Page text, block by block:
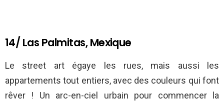
14/ Las Palmitas, Mexique
Le street art égaye les rues, mais aussi les
appartements tout entiers, avec des couleurs qui font
rêver ! Un arc-en-ciel urbain pour commencer la